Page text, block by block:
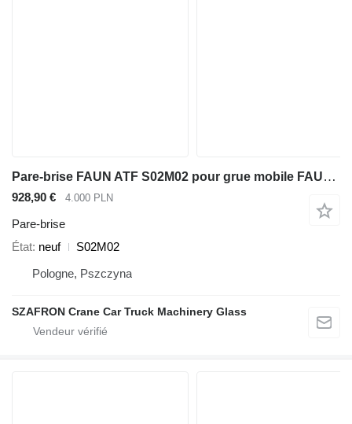
Pare-brise FAUN ATF S02M02 pour grue mobile FAUN FAUN ATF/ART 30-80
928,90 € 4.000 PLN
Pare-brise
État neuf
S02M02
Pologne, Pszczyna
SZAFRON Crane Car Truck Machinery Glass